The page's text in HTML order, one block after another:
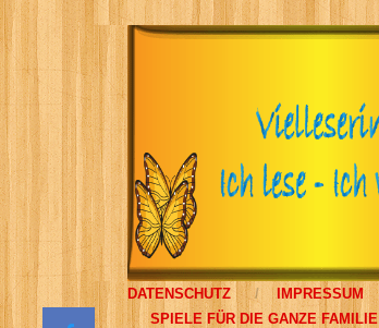
DATENSCHUTZ IMPRESSUM
SPIELE FÜR DIE GANZE FAMILIE